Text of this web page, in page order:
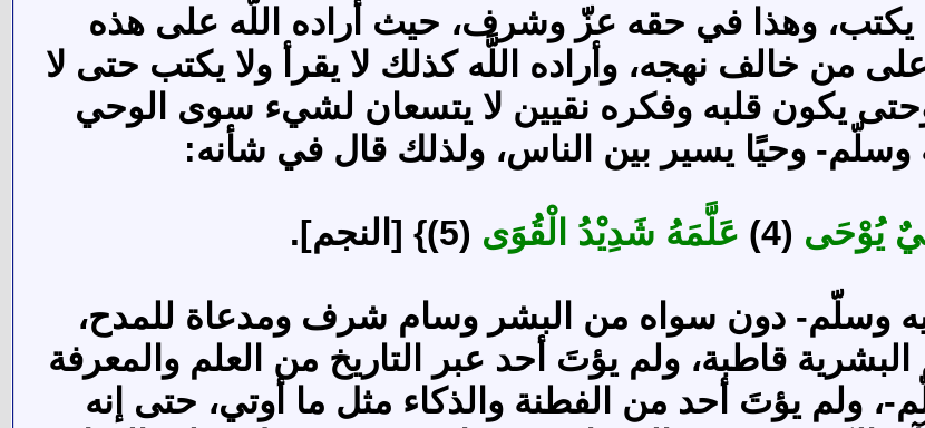
يكتب، وهذا في حقه عزّ وشرف، حيث أراده اللَّه على هذه
من خالف نهجه، وأراده اللَّه كذلك لا يقرأ ولا يكتب حتى لا
يكون قلبه وفكره نقيين لا يتسعان لشيء سوى الوحي
وسلّم- وحيًا يسير بين الناس، ولذلك قال في شأنه:
يُوْحَى (4) عَلَّمَهُ شَدِيْدُ الْقُوَى (5)} [النجم].
وسلّم- دون سواه من البشر وسام شرف ومدعاة للمدح،
قاطبة، ولم يؤتَ أحد عبر التاريخ من العلم والمعرفة
، ولم يؤتَ أحد من الفطنة والذكاء مثل ما أوتي، حتى إنه